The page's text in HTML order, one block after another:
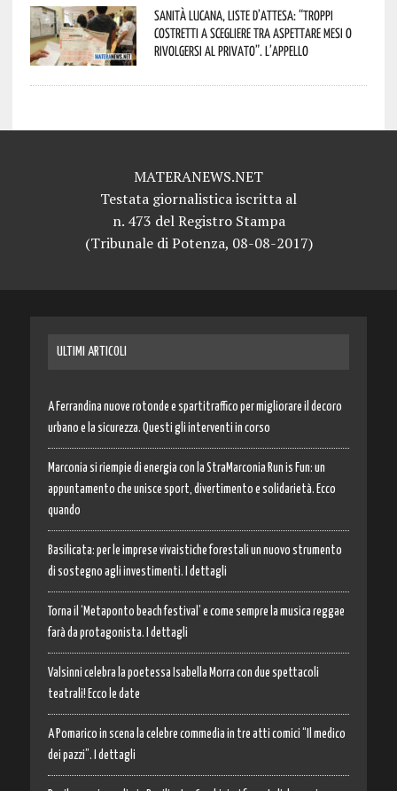
Sanità lucana, liste d’attesa: “Troppi
costretti a scegliere tra aspettare mesi o
rivolgersi al privato”. L’appello
MATERANEWS.NET
Testata giornalistica iscritta al
n. 473 del Registro Stampa
(Tribunale di Potenza, 08-08-2017)
ULTIMI ARTICOLI
A Ferrandina nuove rotonde e spartitraffico per migliorare il decoro
urbano e la sicurezza. Questi gli interventi in corso
Marconia si riempie di energia con la StraMarconia Run is Fun: un
appuntamento che unisce sport, divertimento e solidarietà. Ecco
quando
Basilicata: per le imprese vivaistiche forestali un nuovo strumento
di sostegno agli investimenti. I dettagli
Torna il ‘Metaponto beach festival’ e come sempre la musica reggae
farà da protagonista. I dettagli
Valsinni celebra la poetessa Isabella Morra con due spettacoli
teatrali! Ecco le date
A Pomarico in scena la celebre commedia in tre atti comici “Il medico
dei pazzi”. I dettagli